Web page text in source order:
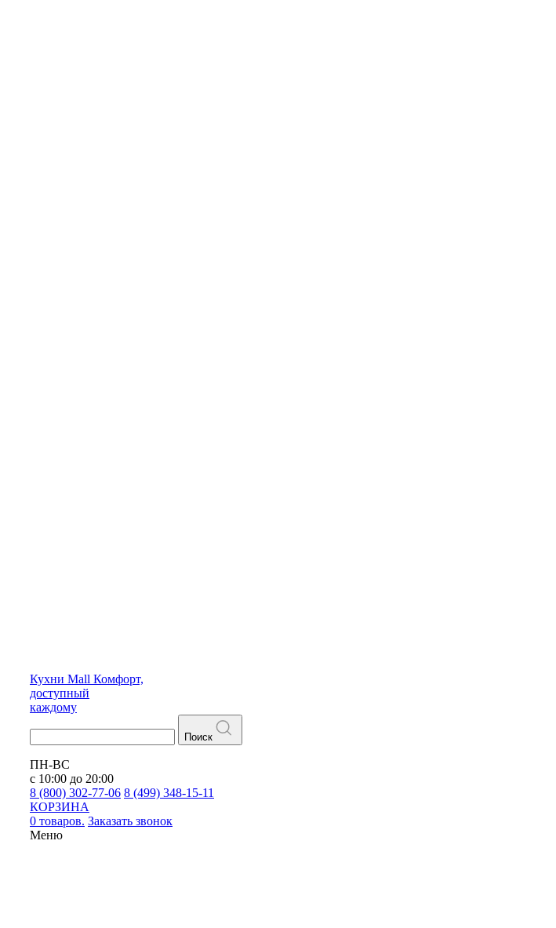
Кухни Mall Комфорт,
доступный
каждому
Поиск
ПН-ВС
с 10:00 до 20:00
8 (800) 302-77-06 8 (499) 348-15-11
КОРЗИНА
0 товаров. Заказать звонок
Меню